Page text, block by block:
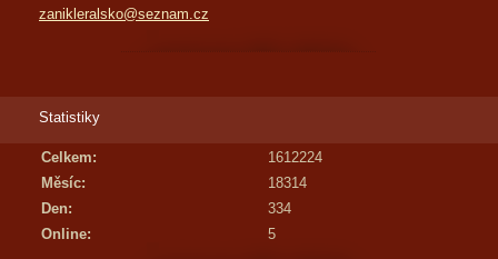
zanikleralsko@seznam.cz
Statistiky
Online: 5
Celkem:
1612224
Měsíc:
18314
Den:
334